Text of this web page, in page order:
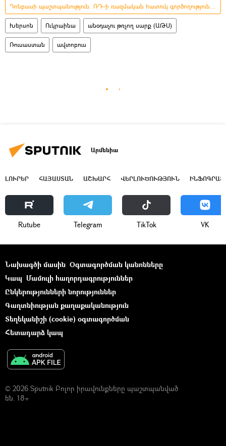
Դոնբասի պաշտպանություն. ՌԴ–ի ռազմական հատուկ գործողությունը Ուկրաինայում
Խերսոն Ուկրաինա անօդաչու թռչող սարք (ԱԹՍ)
Ռուսաստան ավտոբուս
Արմենիա
ԼՈՒՐԵՐ ՀԱՅԱՍՏԱՆ ԱՇԽԱՐՀ ՎԵՐԼՈՒԾՈՒԹՅՈՒՆ
Rutube Telegram ТikТоk VK
Նախագծի մասին Օգտագործման կանոնները
Կապ Մամուլի հաղորդագրություններ
Ընկերությունների նորություններ
Գաղտնիության քաղաքականություն
Տեղեկանիշի (cookie) օգտագործման
Հետադարձ կապ
© 2026 Sputnik Բոլոր իրավունքները պաշտպանված
են. 18+